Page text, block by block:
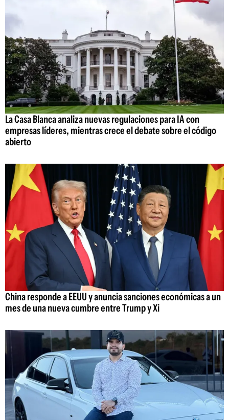
La Casa Blanca analiza nuevas regulaciones para IA con
empresas líderes, mientras crece el debate sobre el código
abierto
China responde a EEUU y anuncia sanciones económicas a un
mes de una nueva cumbre entre Trump y Xi